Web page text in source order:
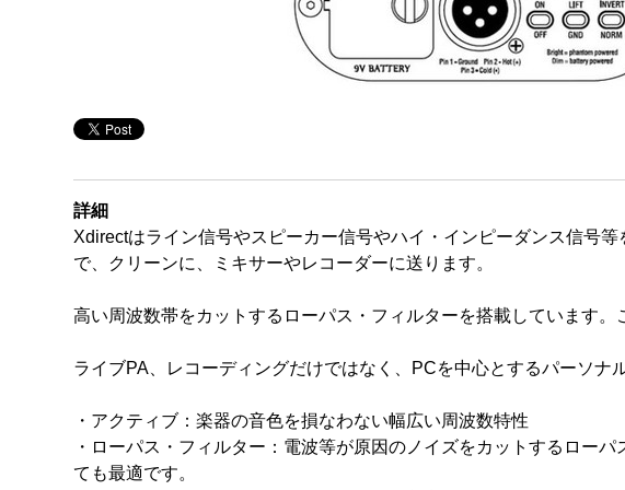
詳細
Xdirectはライン信号やスピーカー信号やハイ・インピーダンス信号
で、クリーンに、ミキサーやレコーダーに送ります。
高い周波数帯をカットするローパス・フィルターを搭載しています
ライブPA、レコーディングだけではなく、PCを中心とするパーソナ
・アクティブ：楽器の音色を損なわない幅広い周波数特性
・ローパス・フィルター：電波等が原因のノイズをカットするロー
ても最適です。